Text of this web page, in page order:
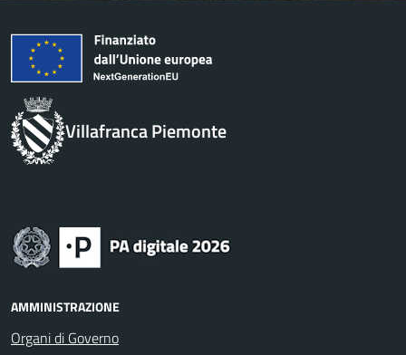
Villafranca Piemonte
AMMINISTRAZIONE
Organi di Governo